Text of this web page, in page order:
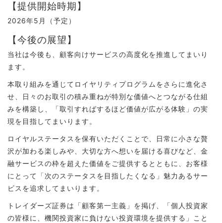
【提供開始時期】
2026年5月（予定）
【今後の展望】
当社は今後も、顧客向けサービスの高度化を推進してまいり
ます。
本取り組みを通じてロイヤリティプログラムをさらに進化さ
せ、日々のお取引の積み重ねが特別な価値へとつながる仕組
みを構築し、「取引すればするほど価値が広がる体験」の実
現を目指してまいります。
ロイヤルステータスを保有いただくことで、日常に小さな贅
沢が加わる楽しみや、大切な方へ想いを届ける喜びなど、金
融サービスの枠を超えた価値をご提供するとともに、お客様
にとって「次のステータスを目指したくなる」魅力あるサー
ビスを追求してまいります。
トレイダーズ証券は「顧客第一主義」を掲げ、「個人投資家
の皆様に、機関投資家に負けない投資環境を提供する」こと